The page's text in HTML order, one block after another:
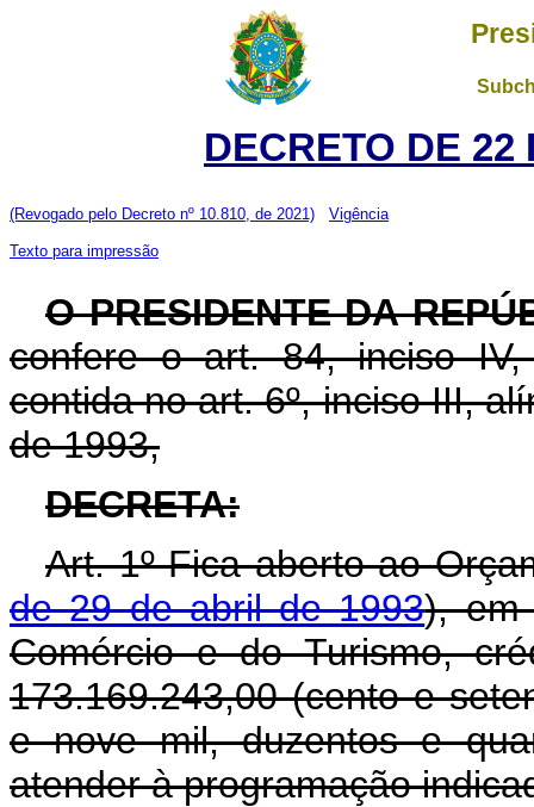
DECRETO DE 22
(Revogado pelo Decreto nº 10.810, de 2021) Vigência
Texto para impressão
O PRESIDENTE DA
confere o art. 84, inciso
contida no art. 6º, inciso III,
de 1993,
DECRETA:
Art. 1º Fica aberto ao
de 29 de abril de 1993), em
Comércio e do Turismo,
173.169.243,00 (cento e
e nove mil, duzentos e
atender à programação